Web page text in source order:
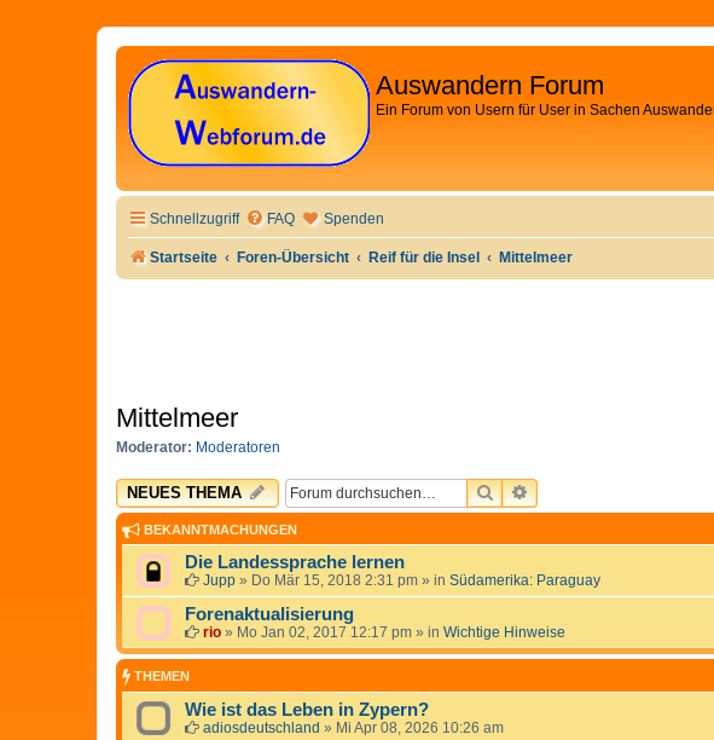
Auswandern Forum
Ein Forum von Usern für User in Sachen
Schnellzugriff FAQ Spenden
Startseite Foren-Übersicht Reif für die Insel Mittelmeer
Mittelmeer
Moderator: Moderatoren
NEUES THEMA SUCHEERWEITERTE SUCHE
BEKANNTMACHUNGEN
Die Landessprache lernen
Jupp » Do Mär 15, 2018 2:31 pm » in Südamerika: Paraguay
Forenaktualisierung
rio » Mo Jan 02, 2017 12:17 pm » in Wichtige Hinweise
THEMEN
Wie ist das Leben in Zypern?
adiosdeutschland » Mi Apr 08, 2026 10:26 am